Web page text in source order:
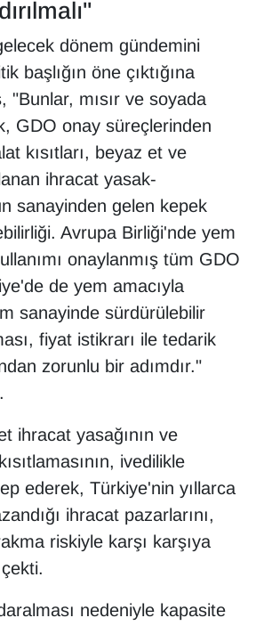
dönem gündemini
başlığın öne çıktığına
"Bunlar, mısır ve soyada
GDO onay süreçlerinden
kısıtları, beyaz et ve
ihracat yasak-
sanayinden gelen kepek
Avrupa Birliği'nde yem
onaylanmış tüm GDO
de yem amacıyla
sanayinde sürdürülebilir
fiyat istikrarı ile tedarik
zorunlu bir adımdır."
ihracat yasağının ve
ivedilikle
ederek, Türkiye'nin yıllarca
ihracat pazarlarını,
riskiyle karşı karşıya
nedeniyle kapasite